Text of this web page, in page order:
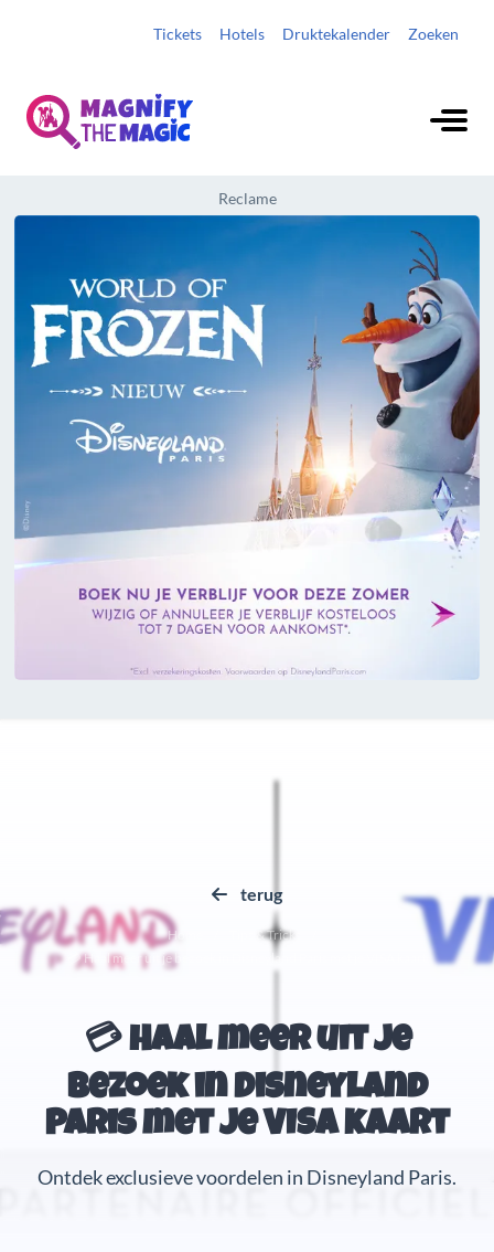
Tickets Hotels Druktekalender Zoeken
Reclame
terug
Home
Tips & Tricks
💳 Haal meer uit je bezoek in Disneyland Paris met je VISA kaart
💳 Haal meer uit je
bezoek in Disneyland
Paris met je VISA kaart
Ontdek exclusieve voordelen in Disneyland Paris.